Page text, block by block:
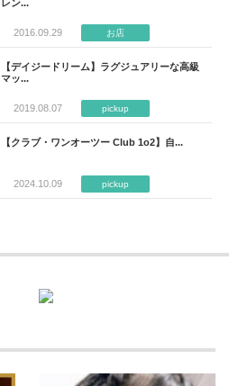
レン...
2016.09.29 お店
【デイジードリーム】ラグジュアリーな高級
マッ...
2019.08.07 pickup
【クラブ・ワンオーツー Club 1o2】自...
2024.10.09 pickup